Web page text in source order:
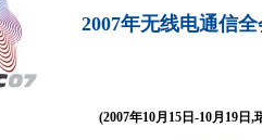
2007年无线电通信
(2007年10月15日-10月19日,